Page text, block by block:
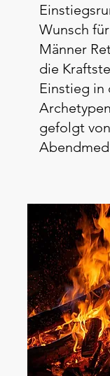
Wunsch
Männer
die
Einstieg in
gefolgt